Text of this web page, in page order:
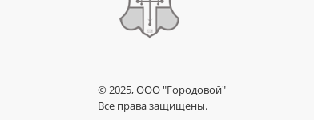
© 2025, ООО "Городовой"
Все права защищены.